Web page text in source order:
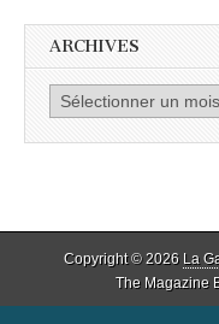
ARCHIVES
Archives
Copyright © 2026 La
The Magazine